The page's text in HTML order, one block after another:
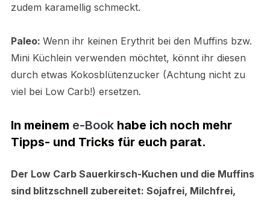
zudem karamellig schmeckt.
Paleo: Wenn ihr keinen Erythrit bei den Muffins bzw.
Mini Küchlein verwenden möchtet, könnt ihr diesen
durch etwas Kokosblütenzucker (Achtung nicht zu
viel bei Low Carb!) ersetzen.
In meinem e-Bookhabe ich noch mehr
Tipps- und Tricks für euch parat.
Der Low Carb Sauerkirsch-Kuchen und die Muffins
sind blitzschnell zubereitet: Sojafrei, Milchfrei,